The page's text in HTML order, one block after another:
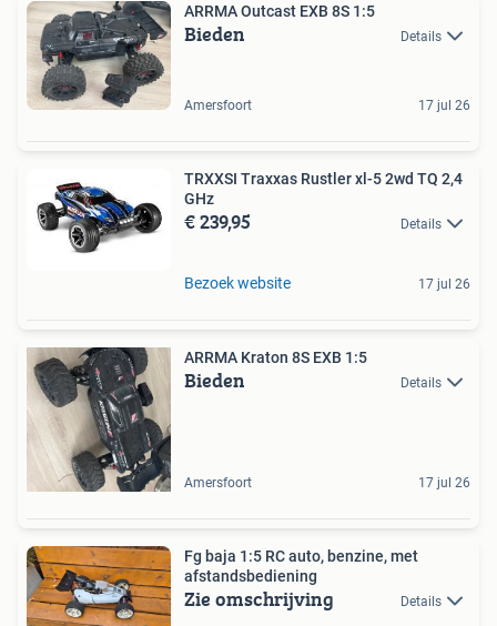
ARRMA Outcast EXB 8S 1:5
Bieden Details
Amersfoort 17 jul 26
TRXXSI Traxxas Rustler xl-5 2wd TQ 2,4
GHz
€ 239,95 Details
Bezoek website 17 jul 26
ARRMA Kraton 8S EXB 1:5
Bieden Details
Amersfoort 17 jul 26
Fg baja 1:5 RC auto, benzine, met
afstandsbediening
Zie omschrijving Details